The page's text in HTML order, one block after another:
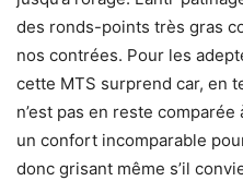
des ronds-points très gras
nos contrées. Pour les
cette MTS surprend car, en
n’est pas en reste
un confort incomparable
donc grisant même s’il